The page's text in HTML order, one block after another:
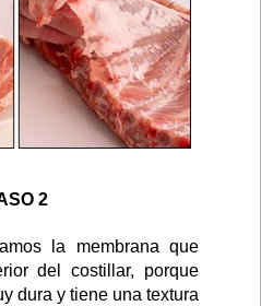
2
la membrana que
del costillar, porque
dura y tiene una textura